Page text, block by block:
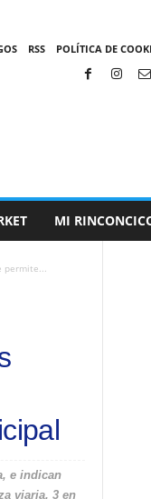
RSS POLÍTICA DE
MI
permite...
e indican
viaria, 3 en